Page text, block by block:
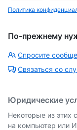
Политика
По-прежнему
Спросите
Связаться со
Юридические
Некоторые из этих
на компьютер или